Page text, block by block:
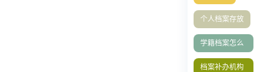
个人档案存放
学籍档案怎么
补办
档案补办机构